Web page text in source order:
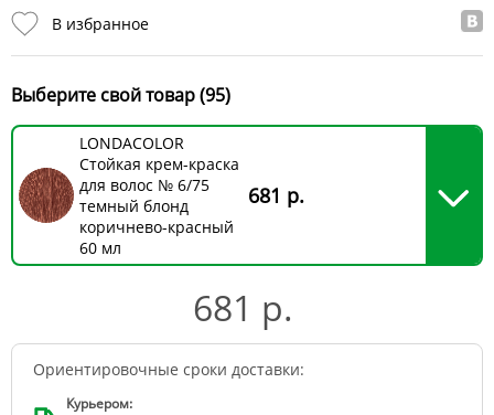
В избранное
Выберите свой товар (95)
LONDACOLOR
Стойкая крем-краска
для волос № 6/75
темный блонд
коричнево-красный
60 мл
681 р.
681 р.
Ориентировочные сроки доставки:
Курьером: